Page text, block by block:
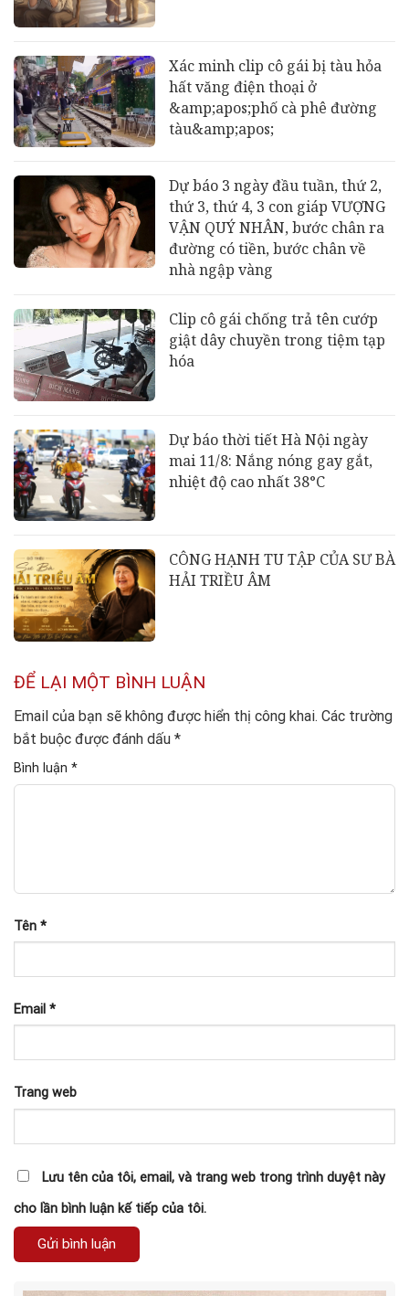
Xác minh clip cô gái bị tàu hỏa
hất văng điện thoại ở
&amp;apos;phố cà phê đường
tàu&amp;apos;
Dự báo 3 ngày đầu tuần, thứ 2,
thứ 3, thứ 4, 3 con giáp VƯỢNG
VẬN QUÝ NHÂN, bước chân ra
đường có tiền, bước chân về
nhà ngập vàng
Clip cô gái chống trả tên cướp
giật dây chuyền trong tiệm tạp
hóa
Dự báo thời tiết Hà Nội ngày
mai 11/8: Nắng nóng gay gắt,
nhiệt độ cao nhất 38°C
CÔNG HẠNH TU TẬP CỦA SƯ BÀ
HẢI TRIỀU ÂM
ĐỂ LẠI MỘT BÌNH LUẬN
Email của bạn sẽ không được hiển thị công khai. Các trường
bắt buộc được đánh dấu *
Bình luận *
Tên *
Email *
Trang web
Lưu tên của tôi, email, và trang web trong trình duyệt này
cho lần bình luận kế tiếp của tôi.